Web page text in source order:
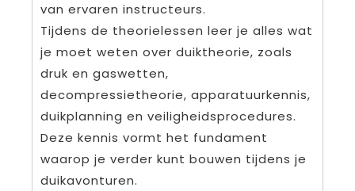
van ervaren instructeurs.
Tijdens de theorielessen leer je alles wat
je moet weten over duiktheorie, zoals
druk en gaswetten,
decompressietheorie, apparatuurkennis,
duikplanning en veiligheidsprocedures.
Deze kennis vormt het fundament
waarop je verder kunt bouwen tijdens je
duikavonturen.